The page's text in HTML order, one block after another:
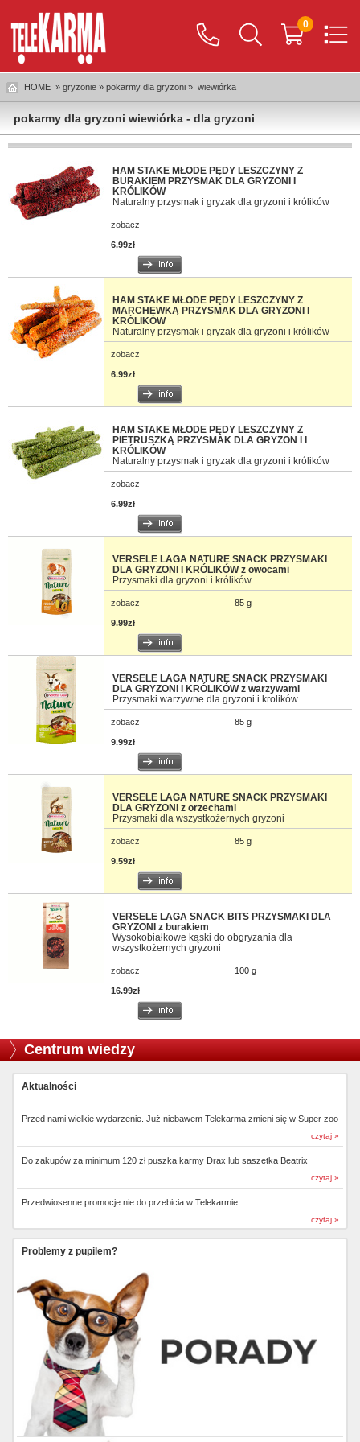
0
HOME » gryzonie » pokarmy dla gryzoni » wiewiórka
pokarmy dla gryzoni wiewiórka - dla gryzoni
HAM STAKE MŁODE PĘDY LESZCZYNY Z
BURAKIEM PRZYSMAK DLA GRYZONI I
KRÓLIKÓW
Naturalny przysmak i gryzak dla gryzoni i królików
zobacz
6.99zł
HAM STAKE MŁODE PĘDY LESZCZYNY Z
MARCHEWKĄ PRZYSMAK DLA GRYZONI I
KRÓLIKÓW
Naturalny przysmak i gryzak dla gryzoni i królików
zobacz
6.99zł
HAM STAKE MŁODE PĘDY LESZCZYNY Z
PIETRUSZKĄ PRZYSMAK DLA GRYZON I I
KRÓLIKÓW
Naturalny przysmak i gryzak dla gryzoni i królików
zobacz
6.99zł
VERSELE LAGA NATURE SNACK PRZYSMAKI
DLA GRYZONI I KRÓLIKÓW z owocami
Przysmaki dla gryzoni i królików
zobacz 85 g
9.99zł
VERSELE LAGA NATURE SNACK PRZYSMAKI
DLA GRYZONI I KRÓLIKÓW z warzywami
Przysmaki warzywne dla gryzoni i krolików
zobacz 85 g
9.99zł
VERSELE LAGA NATURE SNACK PRZYSMAKI
DLA GRYZONI z orzechami
Przysmaki dla wszystkożernych gryzoni
zobacz 85 g
9.59zł
VERSELE LAGA SNACK BITS PRZYSMAKI DLA
GRYZONI z burakiem
Wysokobiałkowe kąski do obgryzania dla
wszystkożernych gryzoni
zobacz 100 g
16.99zł
Centrum wiedzy
Aktualności
Przed nami wielkie wydarzenie. Już niebawem Telekarma zmieni się w Super zoo
czytaj »
Do zakupów za minimum 120 zł puszka karmy Drax lub saszetka Beatrix
czytaj »
Przedwiosenne promocje nie do przebicia w Telekarmie
czytaj »
Problemy z pupilem?